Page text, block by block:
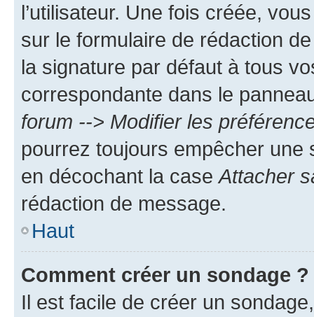
l’utilisateur. Une fois créée,
sur le formulaire de rédaction
la signature par défaut à tous
correspondante dans le
forum --> Modifier les
pourrez toujours empêcher une
en décochant la caseAttacher
rédaction de message.
Haut
Comment créer un sondage ?
Il est facile de créer un